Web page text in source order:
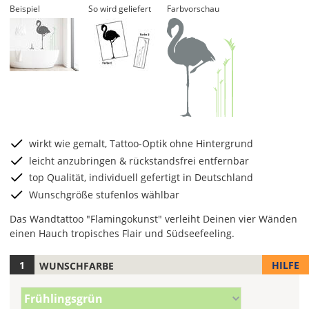
Beispiel So wird geliefert Farbvorschau
wirkt wie gemalt, Tattoo-Optik ohne Hintergrund
leicht anzubringen & rückstandsfrei entfernbar
top Qualität, individuell gefertigt in Deutschland
Wunschgröße stufenlos wählbar
Das Wandtattoo "Flamingokunst" verleiht Deinen vier Wänden
einen Hauch tropisches Flair und Südseefeeling.
Hier
WUNSCHFARBE HILFE
Farbe/n
Frühlingsgrün